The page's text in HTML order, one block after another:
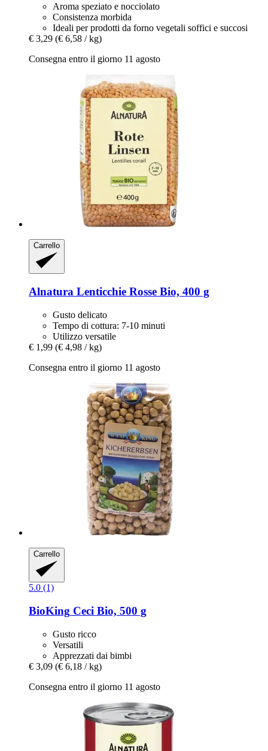
Aroma speziato e nocciolato
Consistenza morbida
Ideali per prodotti da forno vegetali soffici e succosi
€ 3,29 (€ 6,58 / kg)
Consegna entro il giorno 11 agosto
Carrello
Alnatura Lenticchie Rosse Bio, 400 g
Gusto delicato
Tempo di cottura: 7-10 minuti
Utilizzo versatile
€ 1,99 (€ 4,98 / kg)
Consegna entro il giorno 11 agosto
Carrello
5.0 (1)
BioKing Ceci Bio, 500 g
Gusto ricco
Versatili
Apprezzati dai bimbi
€ 3,09 (€ 6,18 / kg)
Consegna entro il giorno 11 agosto